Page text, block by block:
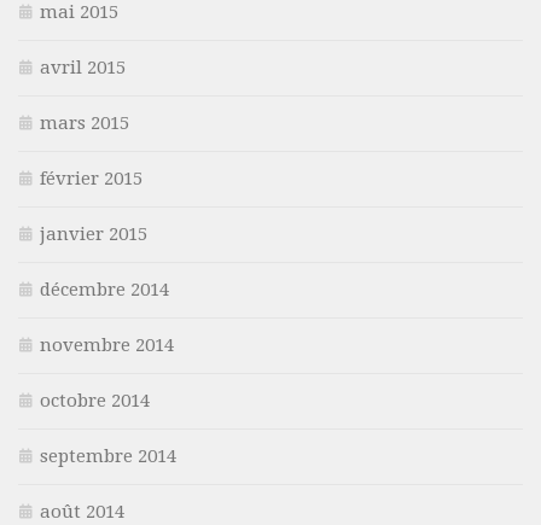
mai 2015
avril 2015
mars 2015
février 2015
janvier 2015
décembre 2014
novembre 2014
octobre 2014
septembre 2014
août 2014